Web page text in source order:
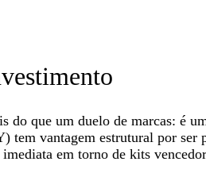
que um duelo de marcas: é
tem vantagem estrutural por
em torno de kits